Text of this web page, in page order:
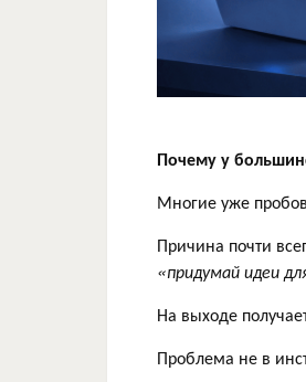
Почему у
Многие уже
Причина почти
«придумай идеи
На выходе
Проблема не в